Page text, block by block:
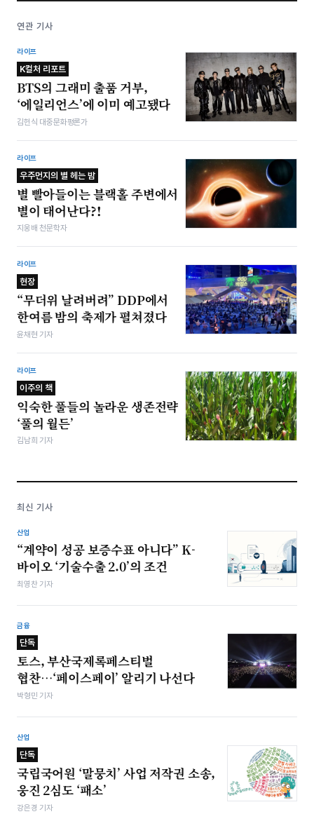
연관 기사
라이프
K컬처 리포트
BTS의 그래미 출품 거부,
‘에일리언스’에 이미 예고됐다
김헌식 대중문화평론가
라이프
우주먼지의 별 헤는 밤
별 빨아들이는 블랙홀 주변에서
별이 태어난다?!
지웅배 천문학자
라이프
현장
“무더위 날려버려” DDP에서
한여름 밤의 축제가 펼쳐졌다
윤채현 기자
라이프
이주의 책
익숙한 풀들의 놀라운 생존전략
‘풀의 월든’
김남희 기자
최신 기사
산업
“계약이 성공 보증수표 아니다” K-
바이오 ‘기술수출 2.0’의 조건
최영찬 기자
금융
단독
토스, 부산국제록페스티벌
협찬…‘페이스페이’ 알리기 나선다
박형민 기자
산업
단독
국립국어원 ‘말뭉치’ 사업 저작권 소송,
웅진 2심도 ‘패소’
강은경 기자